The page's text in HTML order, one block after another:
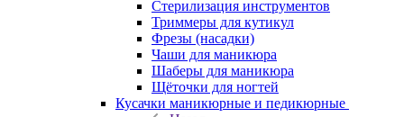
Стерилизация инструментов
Триммеры для кутикул
Фрезы (насадки)
Чаши для маникюра
Шаберы для маникюра
Щёточки для ногтей
Кусачки маникюрные и педикюрные